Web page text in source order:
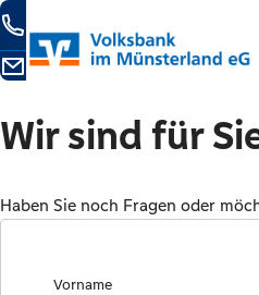
24 h
E-Mail schreiben
Wir sind für
Haben Sie noch Fragen oder
Vorname